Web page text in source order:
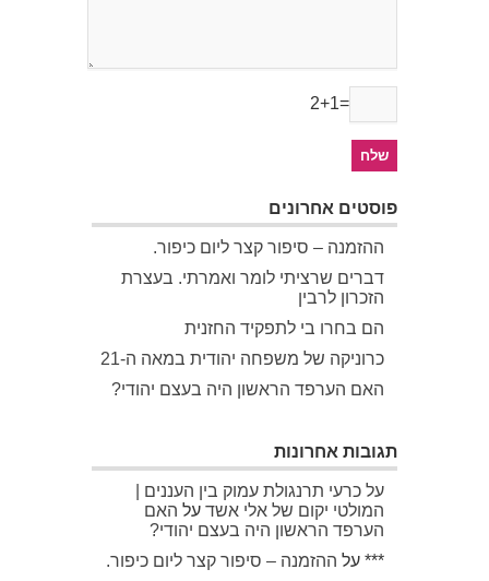
2+1=
פוסטים אחרונים
ההזמנה – סיפור קצר ליום כיפור.
דברים שרציתי לומר ואמרתי. בעצרת
הזכרון לרבין
הם בחרו בי לתפקיד החזנית
כרוניקה של משפחה יהודית במאה ה-21
האם הערפד הראשון היה בעצם יהודי?
תגובות אחרונות
על כרעי תרנגולת עמוק בין העננים |
המולטי יקום של אלי אשד על האם
הערפד הראשון היה בעצם יהודי?
*** על ההזמנה – סיפור קצר ליום כיפור.